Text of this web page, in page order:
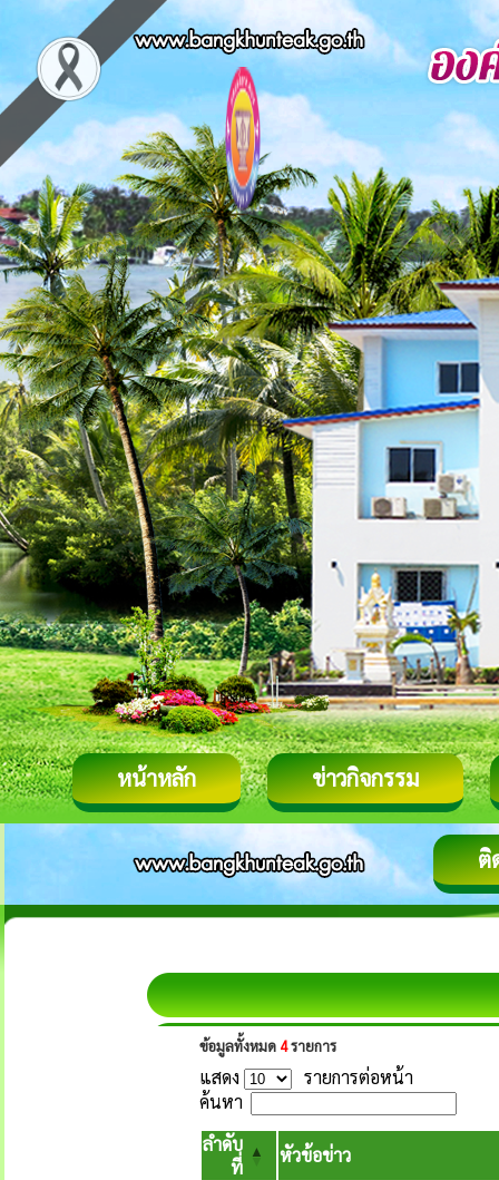
หน้าหลัก ข่าวกิจกรรม
ติ
ข้อมูลทั้งหมด 4รายการ
แสดง
รายการต่อหน้า
ค้นหา
ลำดับ
ที่
หัวข้อข่าว